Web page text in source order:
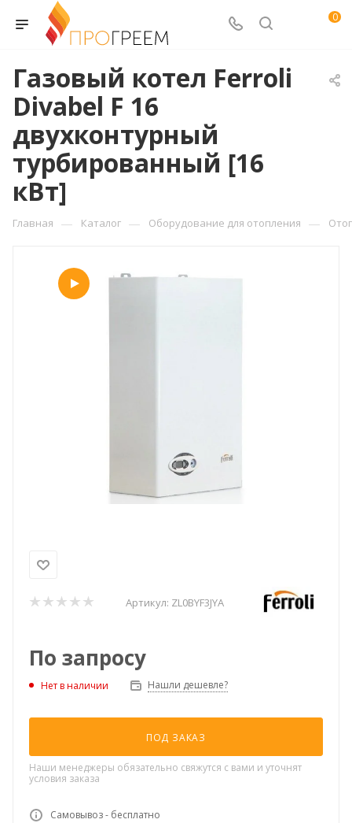
0
Газовый котел Ferroli
Divabel F 16
двухконтурный
турбированный [16
кВт]
Главная — Каталог — Оборудование для отопления —
Артикул: ZL0BYF3JYA
По запросу
Нет в наличии Нашли дешевле?
ПОД ЗАКАЗ
Наши менеджеры обязательно свяжутся с вами и уточнят
условия заказа
Самовывоз - бесплатно